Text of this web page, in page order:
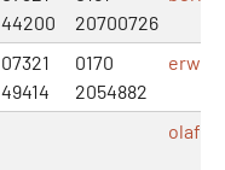
44200
20700726
07321
49414
0170
2054882